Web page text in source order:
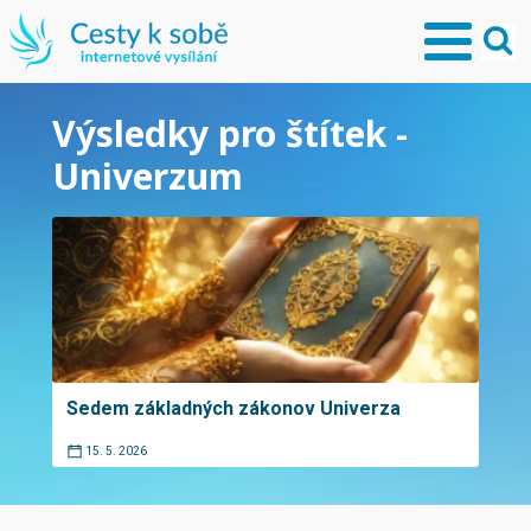
Výsledky pro štítek -
Univerzum
Sedem základných zákonov Univerza
15. 5. 2026